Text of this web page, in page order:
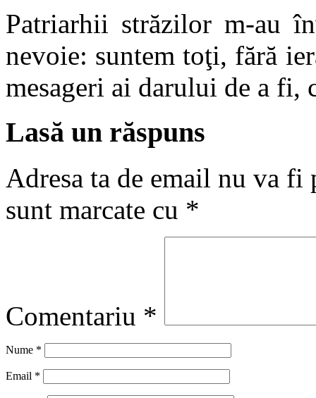
Patriarhii străzilor m-au
nevoie: suntem toţi, fără
mesageri ai darului de a
Lasă un răspuns
Adresa ta de email nu va fi
sunt marcate cu *
Comentariu *
Nume *
Email *